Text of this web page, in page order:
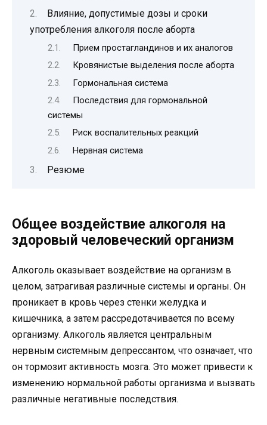
Влияние, допустимые дозы и сроки
употребления алкоголя после аборта
Прием простагландинов и их аналогов
Кровянистые выделения после аборта
Гормональная система
Последствия для гормональной
системы
Риск воспалительных реакций
Нервная система
Резюме
Общее воздействие алкоголя на
здоровый человеческий организм
Алкоголь оказывает воздействие на организм в
целом, затрагивая различные системы и органы. Он
проникает в кровь через стенки желудка и
кишечника, а затем рассредотачивается по всему
организму. Алкоголь является центральным
нервным системным депрессантом, что означает, что
он тормозит активность мозга. Это может привести к
изменению нормальной работы организма и вызвать
различные негативные последствия.